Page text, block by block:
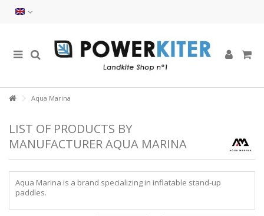
Aqua Marina
LIST OF PRODUCTS BY
MANUFACTURER AQUA MARINA
Aqua Marina is a brand specializing in inflatable stand-up
paddles.